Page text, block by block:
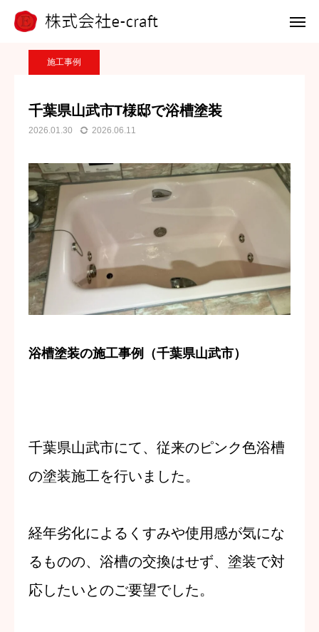
ブログ 施工事例 千葉県山武市T様邸で浴槽塗装
施工事例
千葉県山武市T様邸で浴槽塗装
2026.01.30 2026.06.11
浴槽塗装の施工事例（千葉県山武市）
千葉県山武市にて、 従来のピンク色浴槽
の塗装施工を行いました。
経年劣化によるくすみや使用感が気にな
るものの、 浴槽の交換はせず、塗装で対
応したいとのご要望でした。
電話 問合せ
ホーム
選ばれる理由
浴槽塗装
外壁アート
施工事例
会社案内
お問い合わせ